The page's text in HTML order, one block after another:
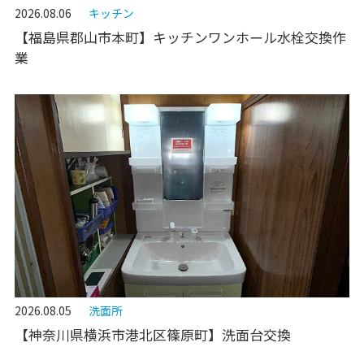
2026.08.06 キッチン
【福島県郡山市本町】キッチンワンホール水栓交換作
業
2026.08.05 洗面所
【神奈川県横浜市港北区篠原町】洗面台交換